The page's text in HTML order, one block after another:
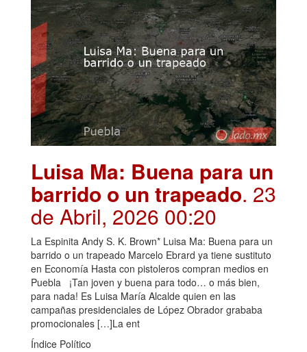
Luisa Ma: Buena para un
barrido o un trapeado. 23
de Abril, 2026 00:20
La Espinita Andy S. K. Brown* Luisa Ma: Buena para un
barrido o un trapeado Marcelo Ebrard ya tiene sustituto
en Economía Hasta con pistoleros compran medios en
Puebla ¡Tan joven y buena para todo… o más bien,
para nada! Es Luisa María Alcalde quien en las
campañas presidenciales de López Obrador grababa
promocionales […]La ent
Índice Político